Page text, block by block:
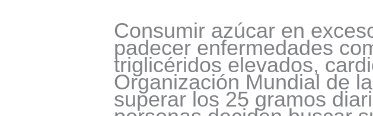
Consumir azúcar en
padecer enfermedades
triglicéridos elevados,
Organización Mundial de
superar los 25 gramos